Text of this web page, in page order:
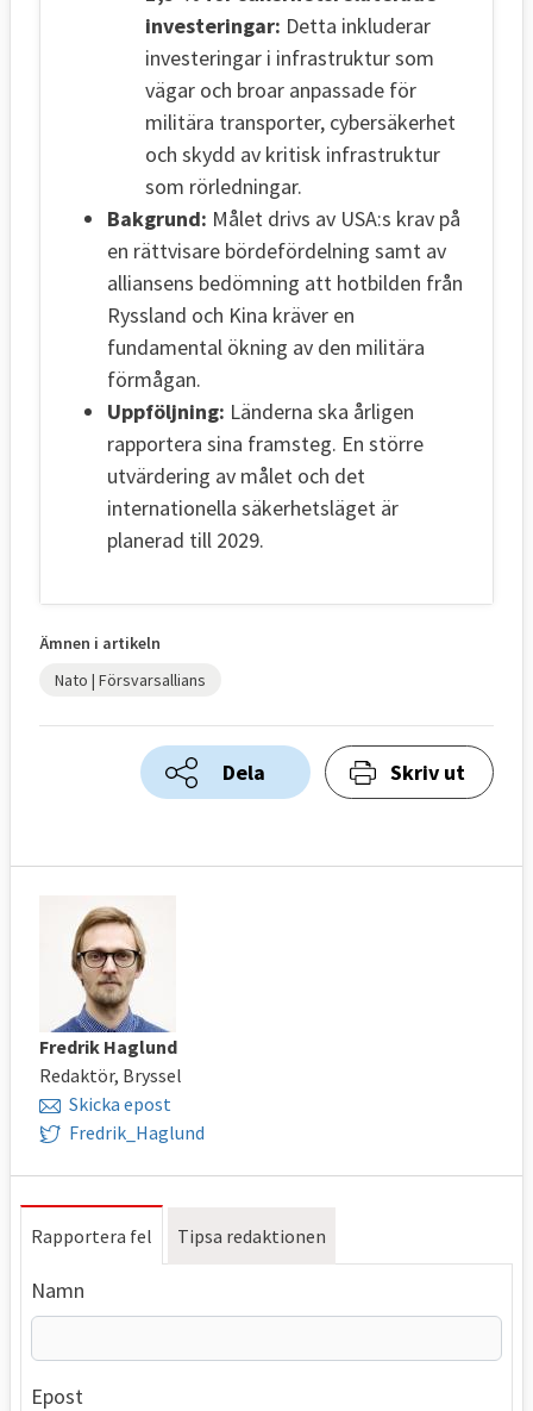
investeringar: Detta inkluderar
investeringar i infrastruktur som
vägar och broar anpassade för
militära transporter, cybersäkerhet
och skydd av kritisk infrastruktur
som rörledningar.
Bakgrund: Målet drivs av USA:s krav på
en rättvisare bördefördelning samt av
alliansens bedömning att hotbilden från
Ryssland och Kina kräver en
fundamental ökning av den militära
förmågan.
Uppföljning: Länderna ska årligen
rapportera sina framsteg. En större
utvärdering av målet och det
internationella säkerhetsläget är
planerad till 2029.
Ämnen i artikeln
Nato | Försvarsallians
Dela Skriv ut
Fredrik Haglund
Redaktör, Bryssel
Skicka epost
Fredrik_Haglund
Rapportera fel Tipsa redaktionen
Namn
Epost